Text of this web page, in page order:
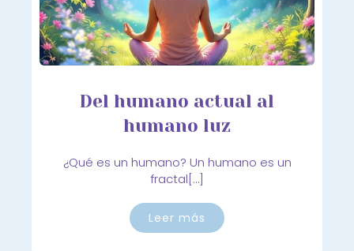
Del humano actual al
humano luz
¿Qué es un humano? Un humano es un
fractal[…]
Leer más